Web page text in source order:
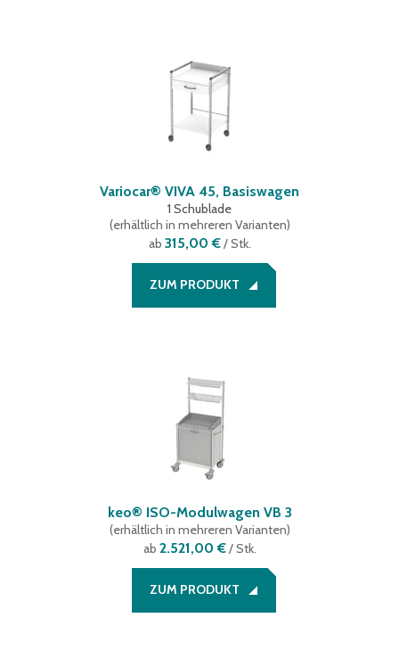
Variocar® VIVA 45, Basiswagen
1 Schublade
(erhältlich in mehreren Varianten)
ab 315,00 €/ Stk.
ZUM PRODUKT
keo® ISO-Modulwagen VB 3
(erhältlich in mehreren Varianten)
ab 2.521,00 €/ Stk.
ZUM PRODUKT